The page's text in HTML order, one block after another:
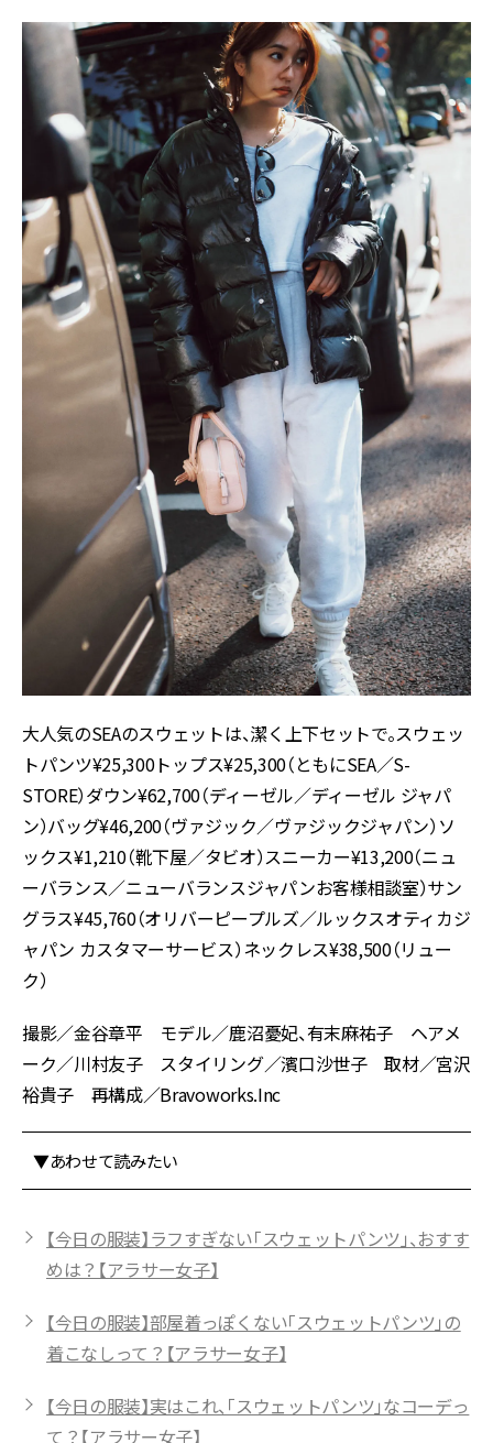
大人気のSEAのスウェットは、潔く上下セットで。スウェッ
トパンツ¥25,300トップス¥25,300（ともにSEA／S-
STORE）ダウン¥62,700（ディーゼル／ディーゼル ジャパ
ン）バッグ¥46,200（ヴァジック／ヴァジックジャパン）ソ
ックス¥1,210（靴下屋／タビオ）スニーカー¥13,200（ニュ
ーバランス／ニューバランスジャパンお客様相談室）サン
グラス¥45,760（オリバーピープルズ／ルックスオティカジ
ャパン カスタマーサービス）ネックレス¥38,500（リュー
ク）
撮影／金谷章平 モデル／鹿沼憂妃、有末麻祐子 ヘアメ
ーク／川村友子 スタイリング／濱口沙世子 取材／宮沢
裕貴子 再構成／Bravoworks.Inc
▼あわせて読みたい
【今日の服装】ラフすぎない「スウェットパンツ」、おすす
めは？【アラサー女子】
【今日の服装】部屋着っぽくない「スウェットパンツ」の
着こなしって？【アラサー女子】
【今日の服装】実はこれ、「スウェットパンツ」なコーデっ
て？【アラサー女子】